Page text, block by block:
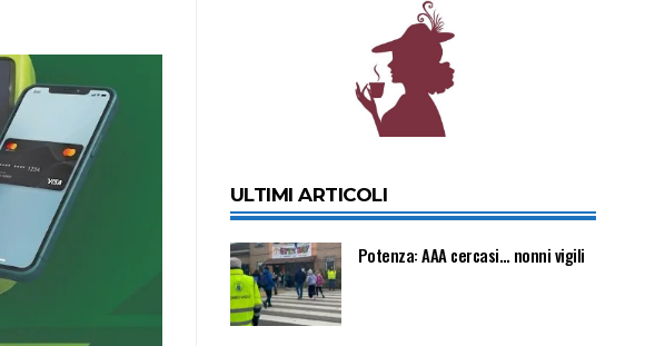
ULTIMI ARTICOLI
Potenza: AAA cercasi… nonni vigili